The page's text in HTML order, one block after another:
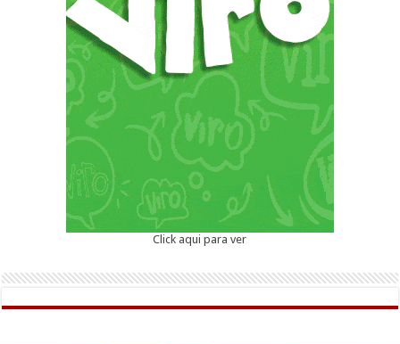
Click aqui para ver